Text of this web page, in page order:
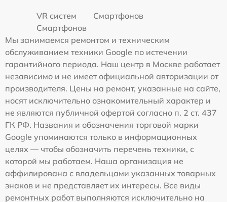
VR систем
Смартфонов
Смартфонов
Мы занимаемся ремонтом и техническим
обслуживанием техники Google по истечении
гарантийного периода. Наш центр в Москве работает
независимо и не имеет официальной авторизации от
производителя. Цены на ремонт, указанные на сайте,
носят исключительно ознакомительный характер и
не являются публичной офертой согласно п. 2 ст. 437
ГК РФ. Названия и обозначения торговой марки
Google упоминаются только в информационных
целях — чтобы обозначить перечень техники, с
которой мы работаем. Наша организация не
аффилирована с владельцами указанных товарных
знаков и не представляет их интересы. Все виды
ремонтных работ выполняются исключительно на